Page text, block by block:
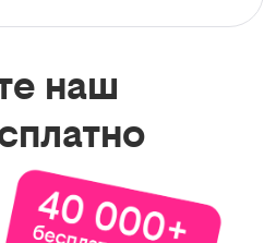
наш